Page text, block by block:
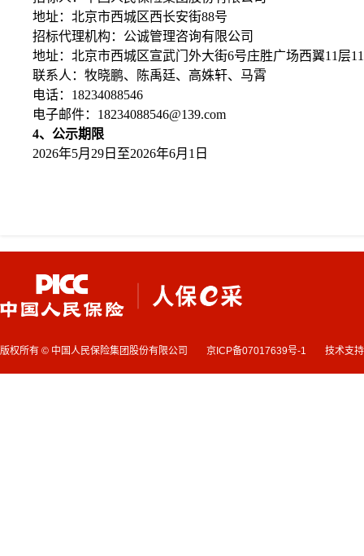
地址：北京市西城区西长安街88号
招标代理机构：公诚管理咨询有限公司
地址：北京市西城区宣武门外大街6号庄胜广场西翼11层
联系人：牧晓鹏、陈禹廷、高姝轩、马霄
电话： 18234088546
电子邮件： 18234088546@139.com
4、 公示期限
2026年5月 29 日至2026年6月 1 日
版权所有 © 中国人民保险集团股份有限公司 京ICP备07017639号-1 技术支